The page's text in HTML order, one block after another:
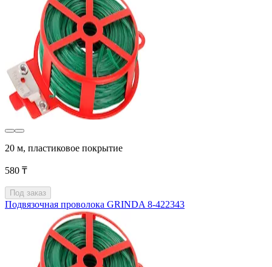
20 м, пластиковое покрытие
580 ₸
Под заказ
Подвязочная проволока GRINDA 8-422343